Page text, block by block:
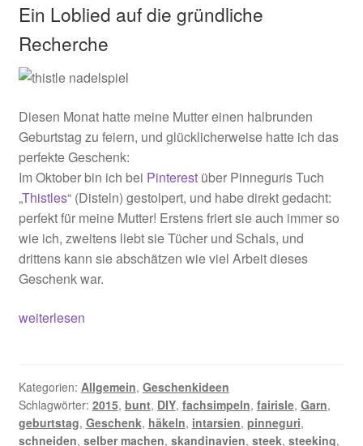
Ein Loblied auf die gründliche
Recherche
Diesen Monat hatte meine Mutter einen halbrunden
Geburtstag zu feiern, und glücklicherweise hatte ich das
perfekte Geschenk:
Im Oktober bin ich bei Pinterestüber Pinneguris Tuch
„Thistles“ (Disteln) gestolpert, und habe direkt gedacht:
perfekt für meine Mutter! Erstens friert sie auch immer so
wie ich, zweitens liebt sie Tücher und Schals, und
drittens kann sie abschätzen wie viel Arbeit dieses
Geschenk war.
Wen
weiterlesen
Kategorien: Allgemein, Geschenkideen
Schlagwörter: 2015, bunt, DIY, fachsimpeln, fairisle, Garn,
geburtstag, Geschenk, häkeln, intarsien, pinneguri,
schneiden, selber machen, skandinavien, steek, steeking,